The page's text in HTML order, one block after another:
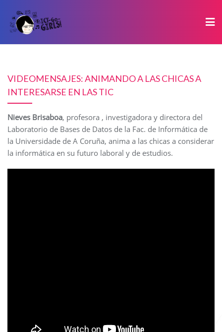
contenido
VIDEOMENSAJES: ANIMANDO A LAS CHICAS A
INTERESARSE EN LAS TIC
Nieves Brisaboa, profesora , investigadora y directora del
Laboratorio de Bases de Datos de la Fac. de Informática de
la Universidade de A Coruña, anima a las chicas a considerar
la informática en su futuro laboral y de estudios.